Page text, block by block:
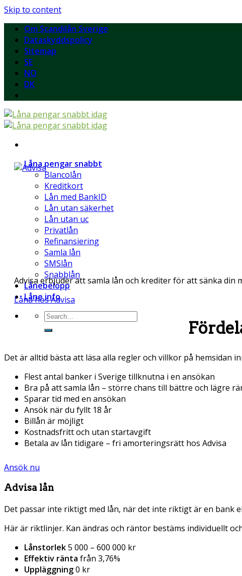
Skip to content
Om Scandilån Sverige
Dataskyddspolicy
Sitemap
SE
NO
DK
Låna pengar snabbt
Blancolån
Kreditkort
Lån med BankID
Lån utan säkerhet
Lån utan uc
Privatlån
Refinansiering
Samla lån
SMSlån
Snabblån
Lånebelopp
Låne info
Advisa erbjuder att samla lån och krediter för att sänka din
Låna hos Advisa
Det är alltid bästa att läsa alla regler och villkor på hemsidan
Flest antal banker i Sverige tillknutna i en ansökan
Bra på att samla lån – större chans till bättre och lägre
Sparar tid med en ansökan
Ansök när du fyllt 18 år
Billån är möjligt
Kostnadsfritt och utan startavgift
Betala av lån tidigare – fri amorteringsrätt hos Advisa
Ansök nu
Advisa lån
Det passar inte riktigt med lån, när det inte riktigt är en bank
Här är riktlinjer. Kan ändras och räntor bestäms individuellt
Lånstorlek5 000 – 600 000 kr
Effektiv ränta från 3,76%
Uppläggning0 kr